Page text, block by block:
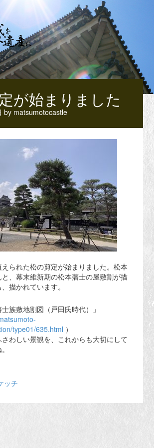
が始まりました
by matsumotocastle
られた松の剪定が始まりました。松本
、幕末維新期の松本藩士の屋敷割が描
描かれています。
士族敷地割図（戸田氏時代）」
type01/635.html ）
わしい景観を、これからも大切にして
ッチ